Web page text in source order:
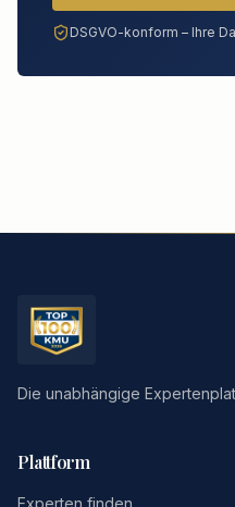
DSGVO-konform – Ihre
Die unabhängige
Plattform
Experten finden